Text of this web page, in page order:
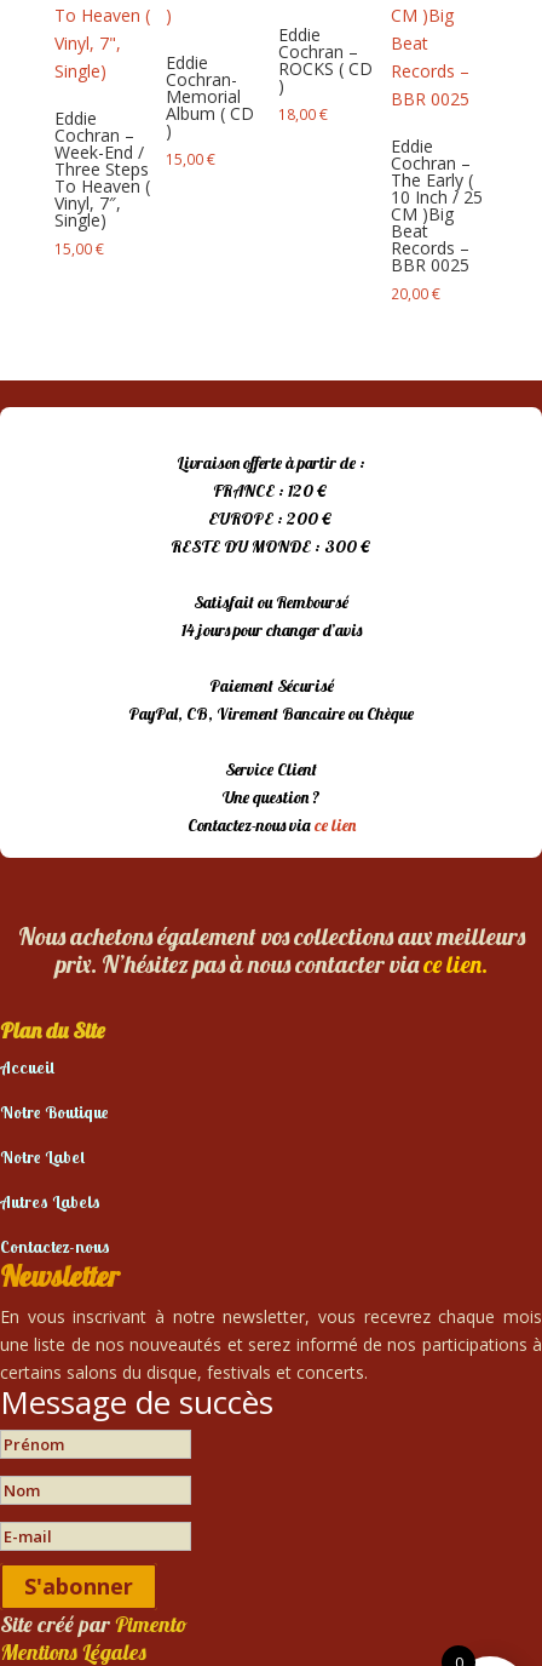
Eddie
Cochran –
Week-End /
Three Steps
To Heaven (
Vinyl, 7″,
Single)
15,00€
Eddie
Cochran-
Memorial
Album ( CD
)
15,00€
Eddie
Cochran –
ROCKS ( CD
)
18,00€
Eddie
Cochran –
The Early (
10 Inch / 25
CM )Big
Beat
Records –
BBR 0025
20,00€
Livraison offerte à partir de :
FRANCE : 120 €
EUROPE : 200 €
RESTE DU MONDE : 300 €
Satisfait ou Remboursé
14 jours pour changer d’avis
Paiement Sécurisé
PayPal, CB, Virement Bancaire ou Chèque
Service Client
Une question ?
Contactez-nous viace lien
Nous achetons également vos collections aux meilleurs
prix. N’hésitez pas à nous contacter viace lien.
Plan du Site
Accueil
Notre Boutique
Notre Label
Autres Labels
Contactez-nous
Newsletter
En vous inscrivant à notre newsletter, vous recevrez chaque mois
une liste de nos nouveautés et serez informé de nos participations à
certains salons du disque, festivals et concerts.
Message de succès
S'abonner
Site créé parPimento
Mentions Légales